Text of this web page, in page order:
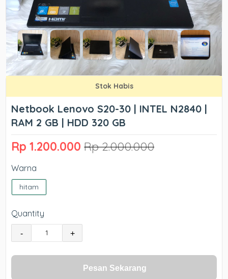
Stok Habis
Netbook Lenovo S20-30 | INTEL N2840 |
RAM 2 GB | HDD 320 GB
Rp 1.200.000 Rp 2.000.000
Warna
hitam
Quantity
- +
Pesan Sekarang